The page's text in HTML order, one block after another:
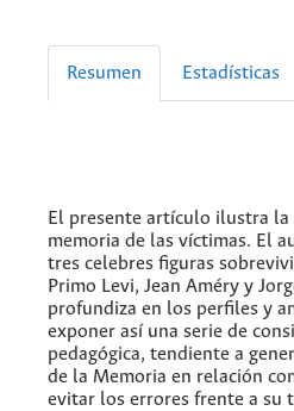
Resumen Estadísticas
El presente artículo ilustra
memoria de las víctimas. El
tres celebres figuras
Primo Levi, Jean Améry y
profundiza en los perfiles y
exponer así una serie de
pedagógica, tendiente a
de la Memoria en relación
evitar los errores frente a su